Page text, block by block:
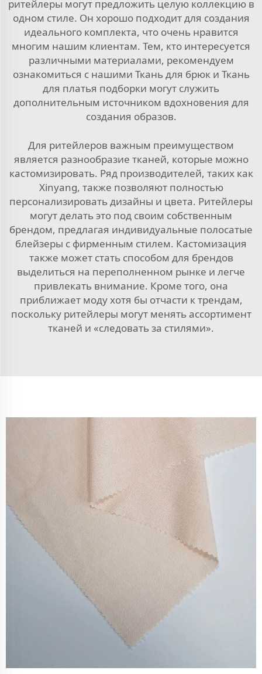
ритейлеры могут предложить целую коллекцию в
одном стиле. Он хорошо подходит для создания
идеального комплекта, что очень нравится
многим нашим клиентам. Тем, кто интересуется
различными материалами, рекомендуем
ознакомиться с нашими Ткань для брюк и Ткань
для платья подборки могут служить
дополнительным источником вдохновения для
создания образов.
Для ритейлеров важным преимуществом
является разнообразие тканей, которые можно
кастомизировать. Ряд производителей, таких как
Xinyang, также позволяют полностью
персонализировать дизайны и цвета. Ритейлеры
могут делать это под своим собственным
брендом, предлагая индивидуальные полосатые
блейзеры с фирменным стилем. Кастомизация
также может стать способом для брендов
выделиться на переполненном рынке и легче
привлекать внимание. Кроме того, она
приближает моду хотя бы отчасти к трендам,
поскольку ритейлеры могут менять ассортимент
тканей и «следовать за стилями».